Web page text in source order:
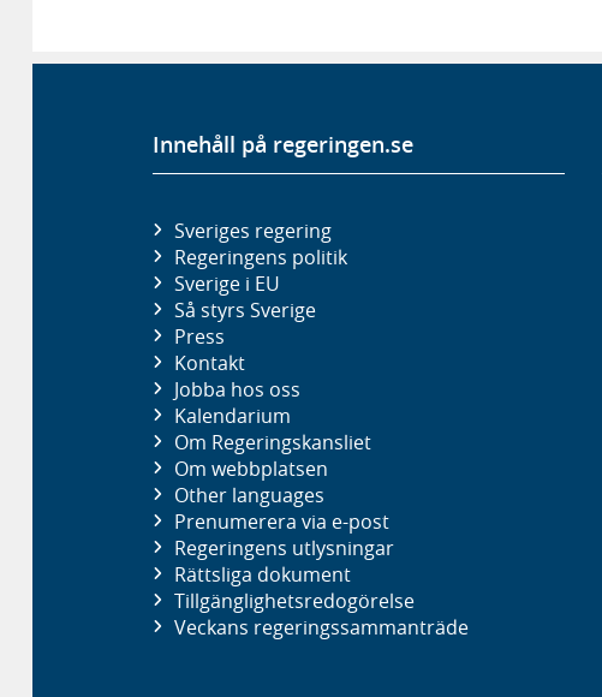
Innehåll på regeringen.se
Sveriges regering
Regeringens politik
Sverige i EU
Så styrs Sverige
Press
Kontakt
Jobba hos oss
Kalendarium
Om Regeringskansliet
Om webbplatsen
Other languages
Prenumerera via e-post
Regeringens utlysningar
Rättsliga dokument
Tillgänglighetsredogörelse
Veckans regeringssammanträde